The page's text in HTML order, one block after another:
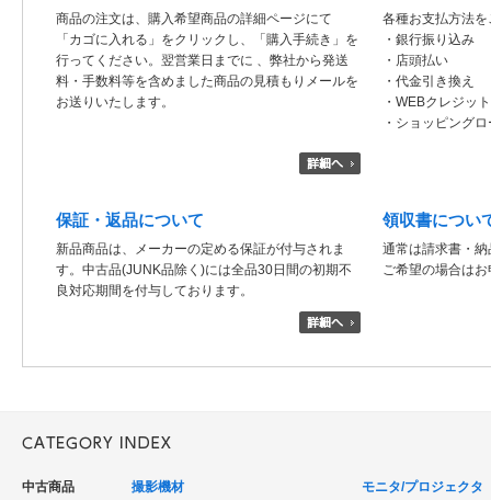
商品の注文は、購入希望商品の詳細ページにて
「カゴに入れる」をクリックし、「購入手続き」を
行ってください。翌営業日までに 、弊社から発送
料・手数料等を含めました商品の見積もりメールを
お送りいたします。
各種お支払方法
・銀行振り込み
・店頭払い
・代金引き換え
・WEBクレジッ
・ショッピング
保証・返品について
新品商品は、メーカーの定める保証が付与されま
す。中古品(JUNK品除く)には全品30日間の初期不
良対応期間を付与しております。
領収書につい
通常は請求書・
ご希望の場合は
中古商品 撮影機材 モニタ/プロジェクタ